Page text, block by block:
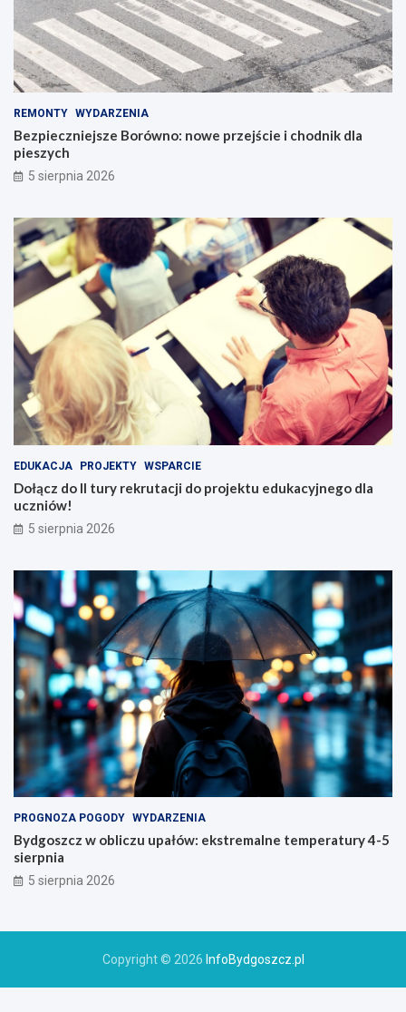
REMONTY WYDARZENIA
Bezpieczniejsze Borówno: nowe przejście i chodnik dla
pieszych
5 sierpnia 2026
EDUKACJA PROJEKTY WSPARCIE
Dołącz do II tury rekrutacji do projektu edukacyjnego dla
uczniów!
5 sierpnia 2026
PROGNOZA POGODY WYDARZENIA
Bydgoszcz w obliczu upałów: ekstremalne temperatury 4-5
sierpnia
5 sierpnia 2026
Copyright © 2026 InfoBydgoszcz.pl